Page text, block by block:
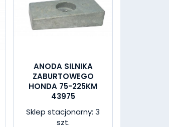
ANODA SILNIKA
ZABURTOWEGO
HONDA 75-225KM
43975
Sklep stacjonarny: 3
szt.